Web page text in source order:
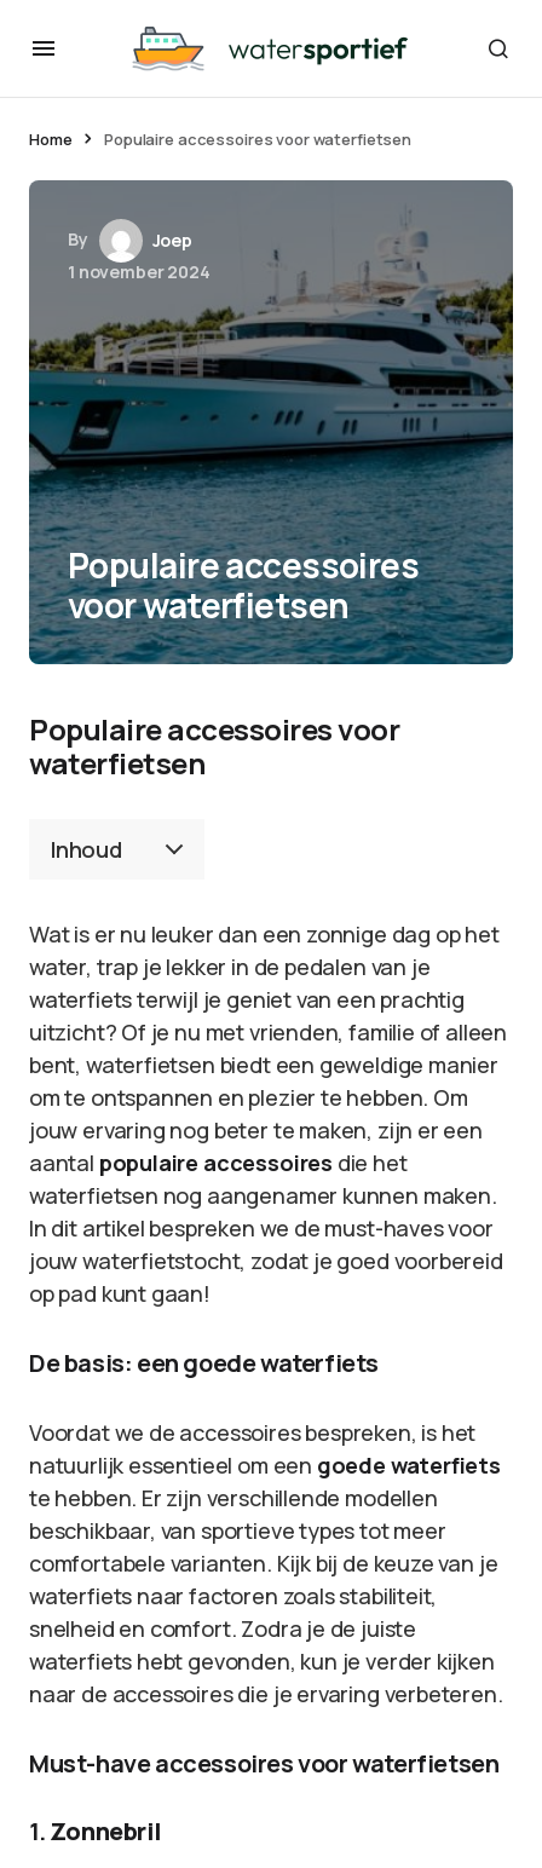
Home Populaire accessoires voor waterfietsen
By
Joep
1 november 2024
Populaire accessoires
voor waterfietsen
Populaire accessoires voor
waterfietsen
Inhoud
Wat is er nu leuker dan een zonnige dag op het
water, trap je lekker in de pedalen van je
waterfiets terwijl je geniet van een prachtig
uitzicht? Of je nu met vrienden, familie of alleen
bent, waterfietsen biedt een geweldige manier
om te ontspannen en plezier te hebben. Om
jouw ervaring nog beter te maken, zijn er een
aantal populaire accessoires die het
waterfietsen nog aangenamer kunnen maken.
In dit artikel bespreken we de must-haves voor
jouw waterfietstocht, zodat je goed voorbereid
op pad kunt gaan!
De basis: een goede waterfiets
Voordat we de accessoires bespreken, is het
natuurlijk essentieel om een goede waterfiets
te hebben. Er zijn verschillende modellen
beschikbaar, van sportieve types tot meer
comfortabele varianten. Kijk bij de keuze van je
waterfiets naar factoren zoals stabiliteit,
snelheid en comfort. Zodra je de juiste
waterfiets hebt gevonden, kun je verder kijken
naar de accessoires die je ervaring verbeteren.
Must-have accessoires voor waterfietsen
1.Zonnebril